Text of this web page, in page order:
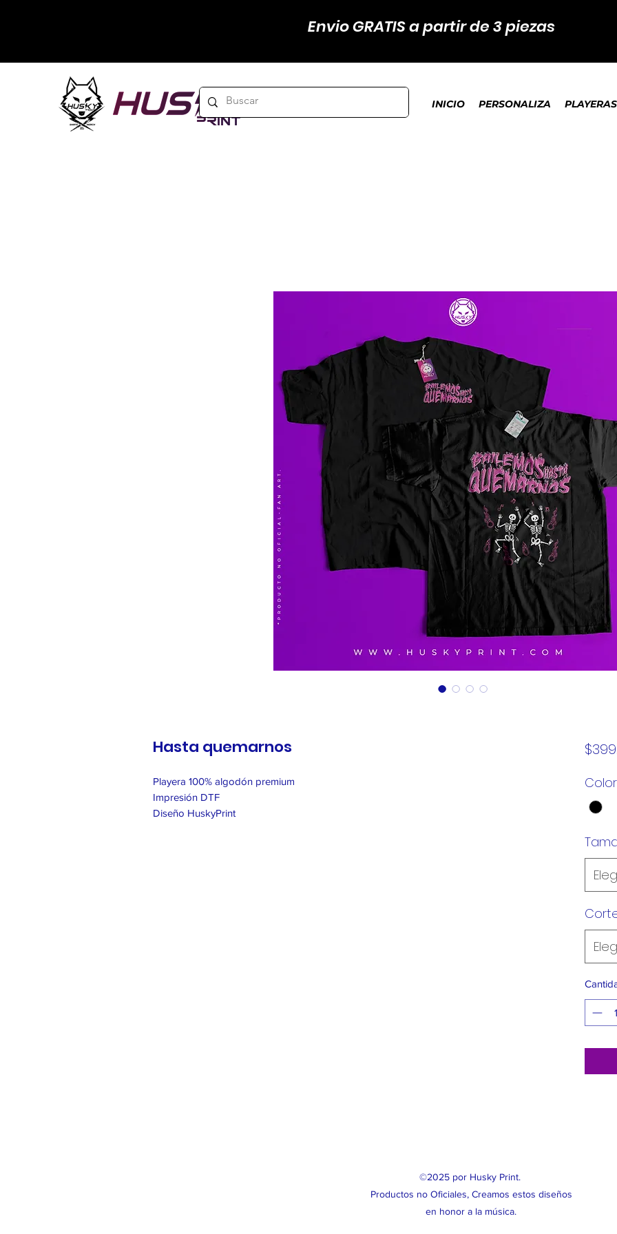
Envio GRATIS a partir de 3 piezas
INICIO PERSONALIZA PLAYERAS
Hasta quemarnos
Playera 100% algodón premium
Impresión DTF
Diseño HuskyPrint
Color
©2025 por Husky Print.
Productos no Oficiales, Creamos estos diseños
en honor a la música.